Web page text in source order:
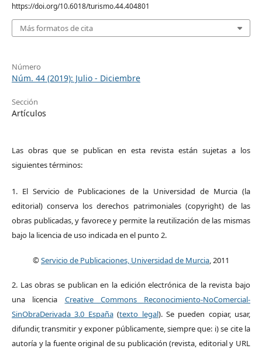
https://doi.org/10.6018/turismo.44.404801
Más formatos de cita
Número
Núm. 44 (2019): Julio - Diciembre
Sección
Artículos
Las obras que se publican en esta revista están sujetas a los
siguientes términos:
1. El Servicio de Publicaciones de la Universidad de Murcia (la
editorial) conserva los derechos patrimoniales (copyright) de las
obras publicadas, y favorece y permite la reutilización de las mismas
bajo la licencia de uso indicada en el punto 2.
©Servicio de Publicaciones, Universidad de Murcia, 2011
2. Las obras se publican en la edición electrónica de la revista bajo
una licencia Creative Commons Reconocimiento-NoComercial-
SinObraDerivada 3.0 España(texto legal). Se pueden copiar, usar,
difundir, transmitir y exponer públicamente, siempre que: i) se cite la
autoría y la fuente original de su publicación (revista, editorial y URL